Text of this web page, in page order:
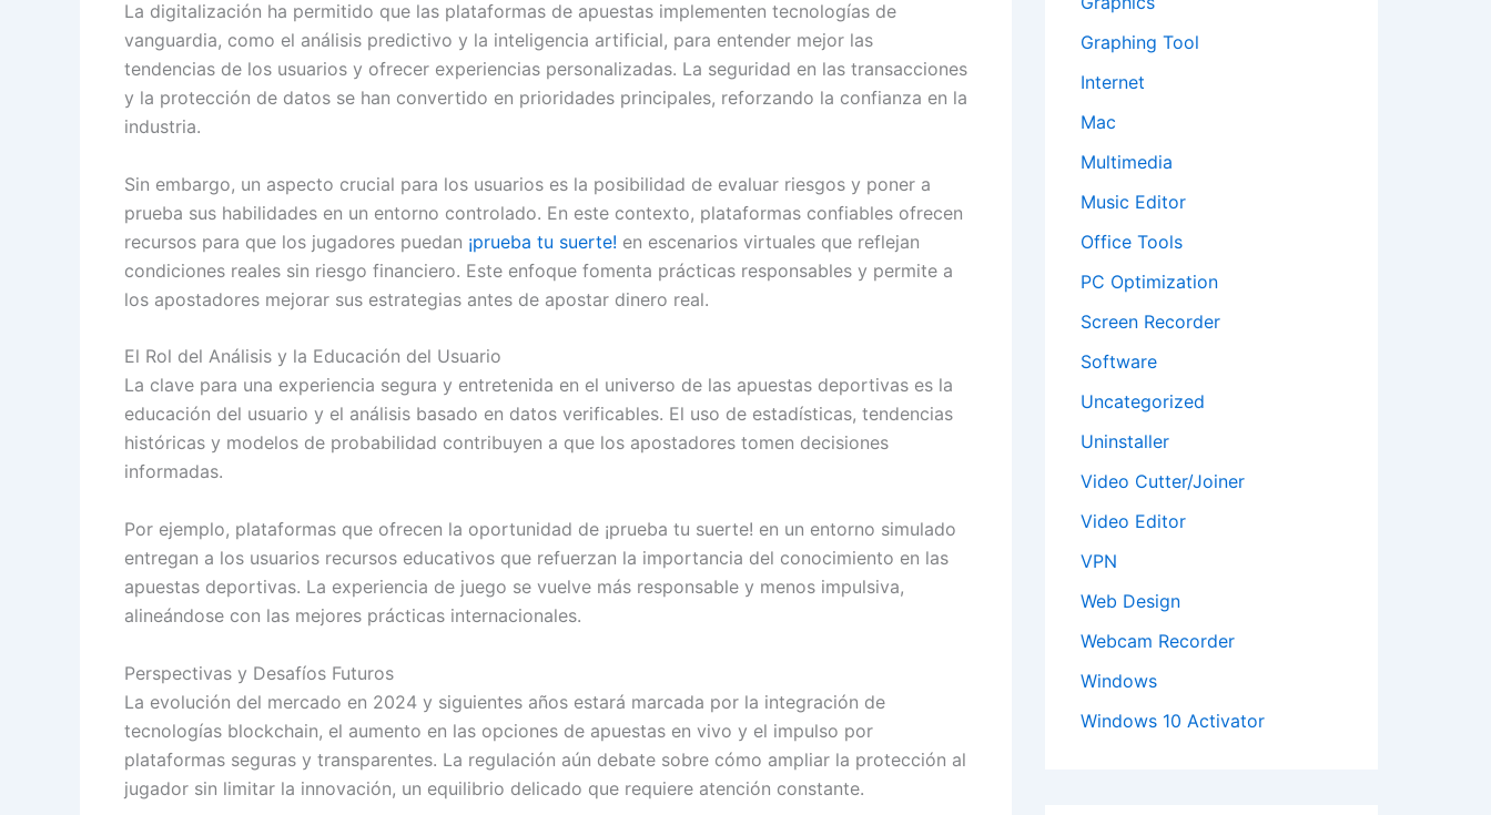
La digitalización ha permitido que las plataformas de apuestas implementen tecnologías de
vanguardia, como el análisis predictivo y la inteligencia artificial, para entender mejor las
tendencias de los usuarios y ofrecer experiencias personalizadas. La seguridad en las transacciones
y la protección de datos se han convertido en prioridades principales, reforzando la confianza en la
industria.
Sin embargo, un aspecto crucial para los usuarios es la posibilidad de evaluar riesgos y poner a
prueba sus habilidades en un entorno controlado. En este contexto, plataformas confiables ofrecen
recursos para que los jugadores puedan ¡prueba tu suerte! en escenarios virtuales que reflejan
condiciones reales sin riesgo financiero. Este enfoque fomenta prácticas responsables y permite a
los apostadores mejorar sus estrategias antes de apostar dinero real.
El Rol del Análisis y la Educación del Usuario
La clave para una experiencia segura y entretenida en el universo de las apuestas deportivas es la
educación del usuario y el análisis basado en datos verificables. El uso de estadísticas, tendencias
históricas y modelos de probabilidad contribuyen a que los apostadores tomen decisiones
informadas.
Por ejemplo, plataformas que ofrecen la oportunidad de ¡prueba tu suerte! en un entorno simulado
entregan a los usuarios recursos educativos que refuerzan la importancia del conocimiento en las
apuestas deportivas. La experiencia de juego se vuelve más responsable y menos impulsiva,
alineándose con las mejores prácticas internacionales.
Perspectivas y Desafíos Futuros
La evolución del mercado en 2024 y siguientes años estará marcada por la integración de
tecnologías blockchain, el aumento en las opciones de apuestas en vivo y el impulso por
plataformas seguras y transparentes. La regulación aún debate sobre cómo ampliar la protección al
jugador sin limitar la innovación, un equilibrio delicado que requiere atención constante.
Graphing Tool
Internet
Mac
Multimedia
Music Editor
Office Tools
PC Optimization
Screen Recorder
Software
Uncategorized
Uninstaller
Video Cutter/Joiner
Video Editor
VPN
Web Design
Webcam Recorder
Windows
Windows 10 Activator